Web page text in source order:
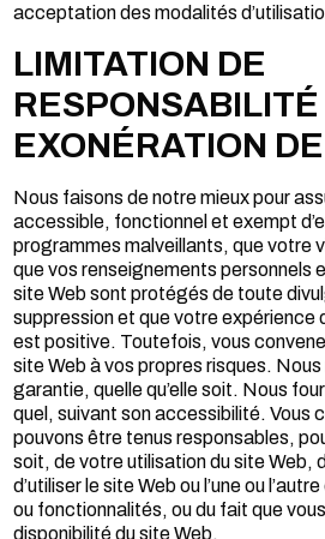
acceptation des modalités
LIMITATION DE
RESPONSABILITÉ
EXONÉRATION
Nous faisons de notre mieux pour
accessible, fonctionnel et exempt
programmes malveillants, que votre
que vos renseignements personnels
site Web sont protégés de toute
suppression et que votre expérience
est positive. Toutefois, vous
site Web à vos propres risques. Nous
garantie, quelle qu’elle soit. Nous
quel, suivant son accessibilité. Vous
pouvons être tenus responsables,
soit, de votre utilisation du site Web,
d’utiliser le site Web ou l’une ou
ou fonctionnalités, ou du fait que
disponibilité du site Web.